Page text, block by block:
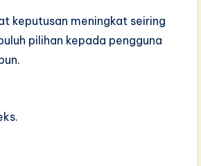
keputusan meningkat seiring
pilihan kepada pengguna